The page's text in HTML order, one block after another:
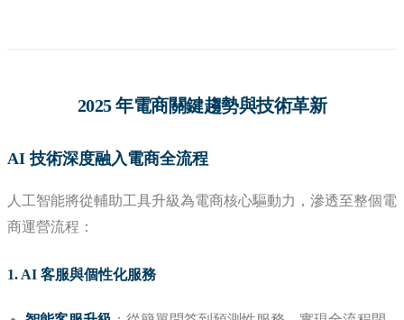
2025 年電商關鍵趨勢與技術革新
AI 技術深度融入電商全流程
人工智能將從輔助工具升級為電商核心驅動力，滲透至整個電
商運營流程：
1. AI 客服與個性化服務